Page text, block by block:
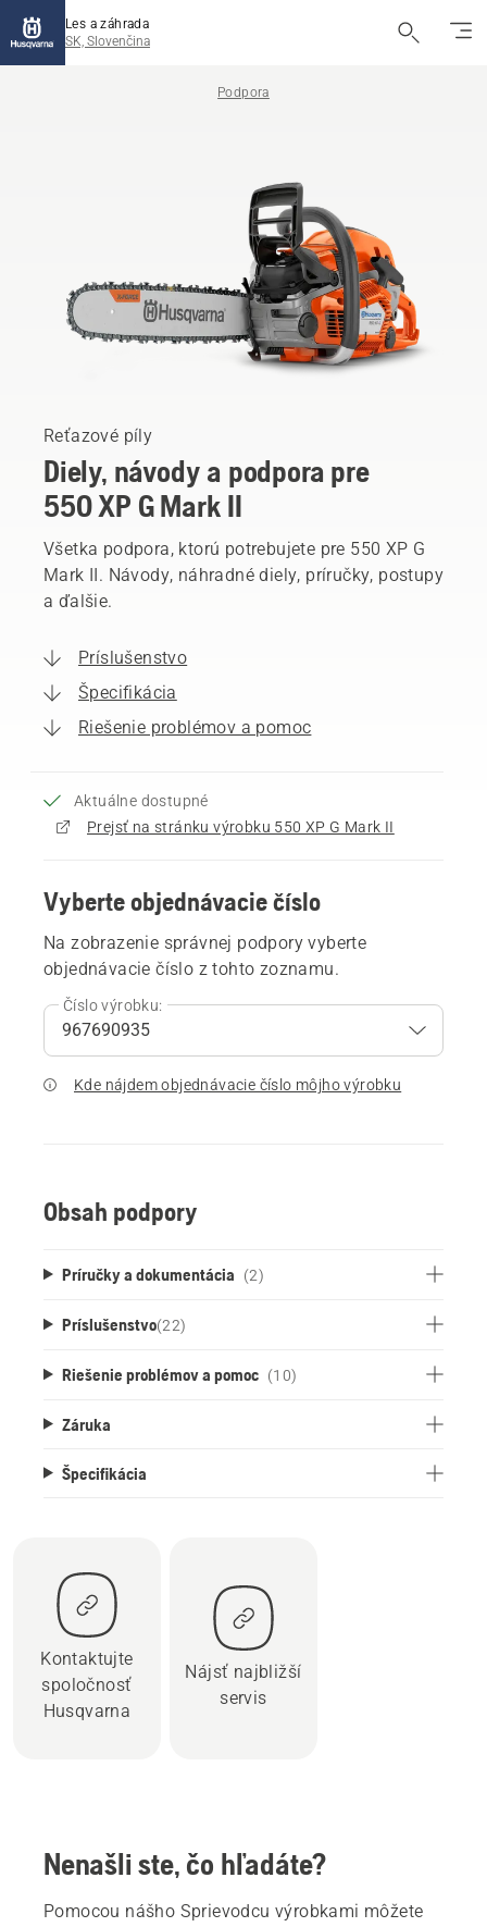
Les a záhrada
SK, Slovenčina
Podpora
Reťazové píly
Diely, návody a podpora pre
550 XP G Mark II
Všetka podpora, ktorú potrebujete pre 550 XP G
Mark II. Návody, náhradné diely, príručky, postupy
a ďalšie.
Príslušenstvo
Špecifikácia
Riešenie problémov a pomoc
Aktuálne dostupné
Prejsť na stránku výrobku 550 XP G Mark II
Vyberte objednávacie číslo
Na zobrazenie správnej podpory vyberte
objednávacie číslo z tohto zoznamu.
Číslo výrobku:
Kde nájdem objednávacie číslo môjho výrobku
Obsah podpory
Príručky a dokumentácia (2)
Príslušenstvo(22)
Riešenie problémov a pomoc (10)
Záruka
Špecifikácia
Kontaktujte
spoločnosť
Husqvarna
Nájsť najbližší
servis
Nenašli ste, čo hľadáte?
Pomocou nášho Sprievodcu výrobkami môžete